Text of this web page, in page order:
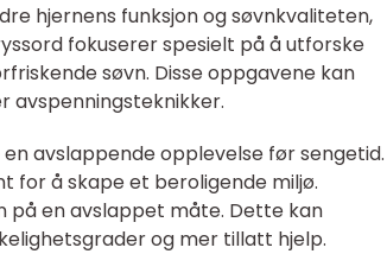
hjernens funksjon og søvnkvaliteten,
fokuserer spesielt på å utforske
søvn. Disse oppgavene kan
avspenningsteknikker.
avslappende opplevelse før sengetid.
for å skape et beroligende miljø.
på en avslappet måte. Dette kan
og mer tillatt hjelp.